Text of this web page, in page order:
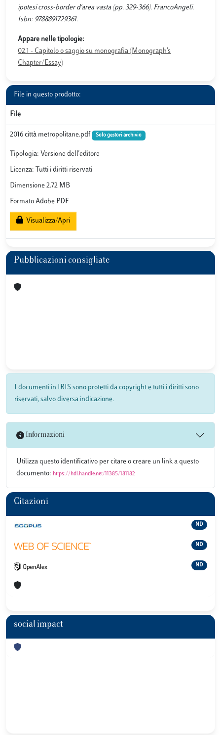
ipotesi cross-border d'area vasta (pp. 329-366). FrancoAngeli.
Isbn: 9788891729361.
Appare nelle tipologie:
02.1 - Capitolo o saggio su monografia (Monograph’s
Chapter/Essay)
File in questo prodotto:
File
2016 città metropolitane.pdf Solo gestori archivio
Tipologia: Versione dell'editore
Licenza: Tutti i diritti riservati
Dimensione 2.72 MB
Formato Adobe PDF
Visualizza/Apri
Pubblicazioni consigliate
I documenti in IRIS sono protetti da copyright e tutti i diritti sono
riservati, salvo diversa indicazione.
Informazioni
Utilizza questo identificativo per citare o creare un link a questo
documento: https://hdl.handle.net/11385/181182
Citazioni
ND
ND
ND
social impact